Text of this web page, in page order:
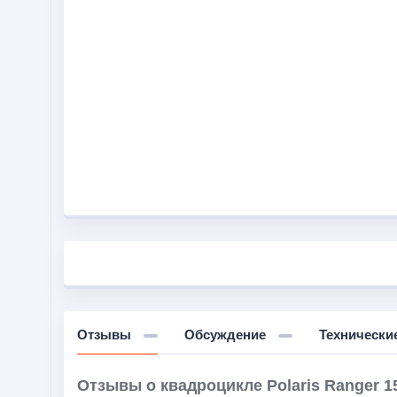
Отзывы Обсуждение
Отзывы о квадроцикле Polaris Ranger